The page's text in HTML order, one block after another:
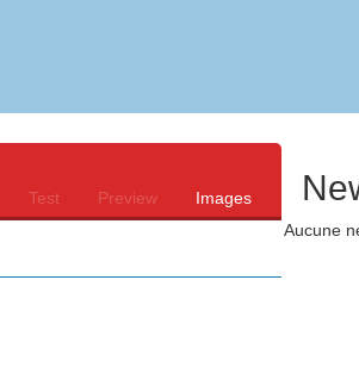
Test Preview Images
Aucune